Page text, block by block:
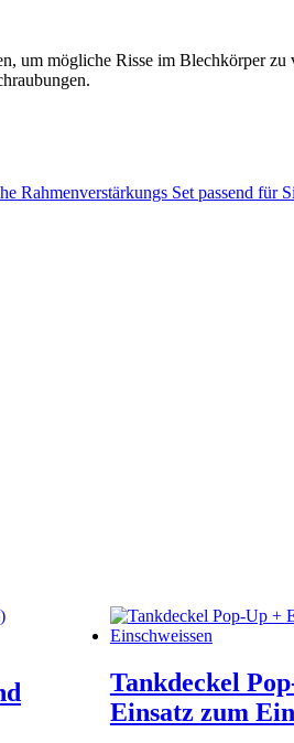
um mögliche Risse im Blechkörper
Tankdeckel
Einsatz zum